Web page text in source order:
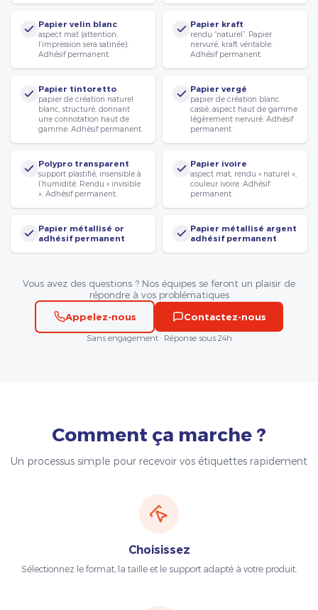
Papier velin blanc
aspect mat (attention,
l’impression sera satinée).
Adhésif permanent.
Papier kraft
rendu “naturel”. Papier
nervuré, kraft véritable.
Adhésif permanent.
Papier tintoretto
papier de création naturel
blanc, structuré, donnant
une connotation haut de
gamme. Adhésif permanent.
Papier vergé
papier de création blanc
cassé, aspect haut de gamme
légèrement nervuré. Adhésif
permanent.
Polypro transparent
support plastifié, insensible à
l’humidité. Rendu « invisible
». Adhésif permanent.
Papier ivoire
aspect mat, rendu « naturel »,
couleur ivoire. Adhésif
permanent.
Papier métallisé or
adhésif permanent
Papier métallisé argent
adhésif permanent
Vous avez des questions ? Nos équipes se feront un plaisir de
répondre à vos problématiques
Appelez-nous
Contactez-nous
Sans engagement · Réponse sous 24h
Comment ça marche ?
Un processus simple pour recevoir vos étiquettes rapidement
Choisissez
Sélectionnez le format, la taille et le support adapté à votre produit.